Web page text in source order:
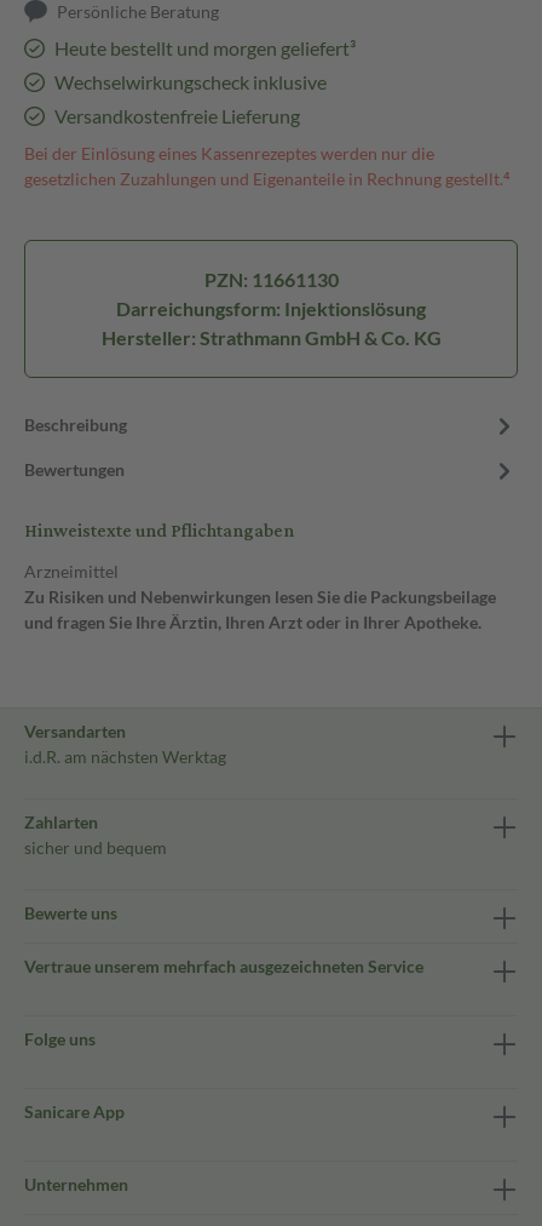
Persönliche Beratung
Heute bestellt und morgen geliefert³
Wechselwirkungscheck inklusive
Versandkostenfreie Lieferung
Bei der Einlösung eines Kassenrezeptes werden nur die
gesetzlichen Zuzahlungen und Eigenanteile in Rechnung gestellt.⁴
PZN: 11661130
Darreichungsform: Injektionslösung
Hersteller: Strathmann GmbH & Co. KG
Beschreibung
Bewertungen
Hinweistexte und Pflichtangaben
Arzneimittel
Zu Risiken und Nebenwirkungen lesen Sie die Packungsbeilage
und fragen Sie Ihre Ärztin, Ihren Arzt oder in Ihrer Apotheke.
Versandarten
i.d.R. am nächsten Werktag
Zahlarten
sicher und bequem
Bewerte uns
Vertraue unserem mehrfach ausgezeichneten Service
Folge uns
Sanicare App
Unternehmen